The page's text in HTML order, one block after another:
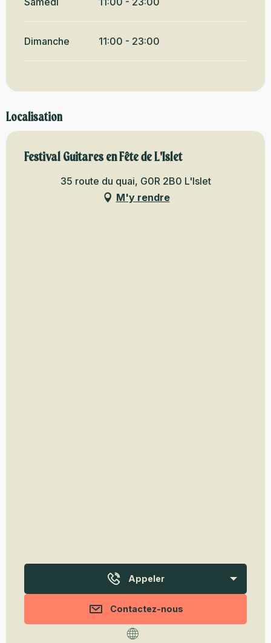
Dimanche 11:00 - 23:00
Localisation
Festival Guitares en Fête de L'Islet
35 route du quai, G0R 2B0 L'Islet
M'y rendre
Appeler
Contactez-nous